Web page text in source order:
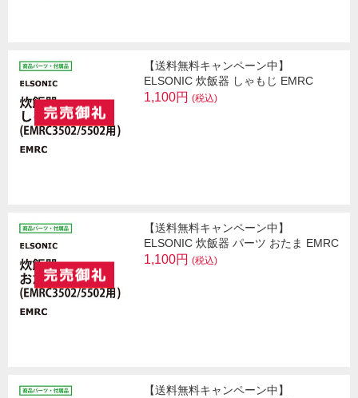
【送料無料キャンペーン中】
ELSONIC 炊飯器 しゃもじ EMRC
1,100円 (税込)
【送料無料キャンペーン中】
ELSONIC 炊飯器 パーツ おたま EMRC
1,100円 (税込)
【送料無料キャンペーン中】